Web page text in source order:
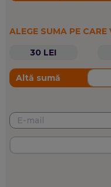
ALEGE SUMA PE
30 LEI
Altă sumă